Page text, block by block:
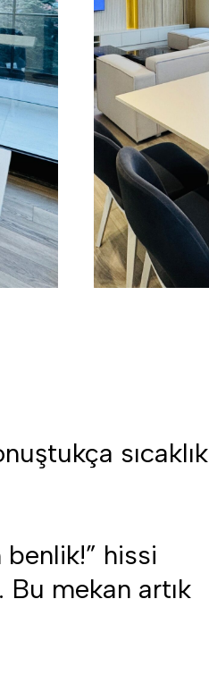
sıcaklık
benlik!” hissi
Bu mekan artık